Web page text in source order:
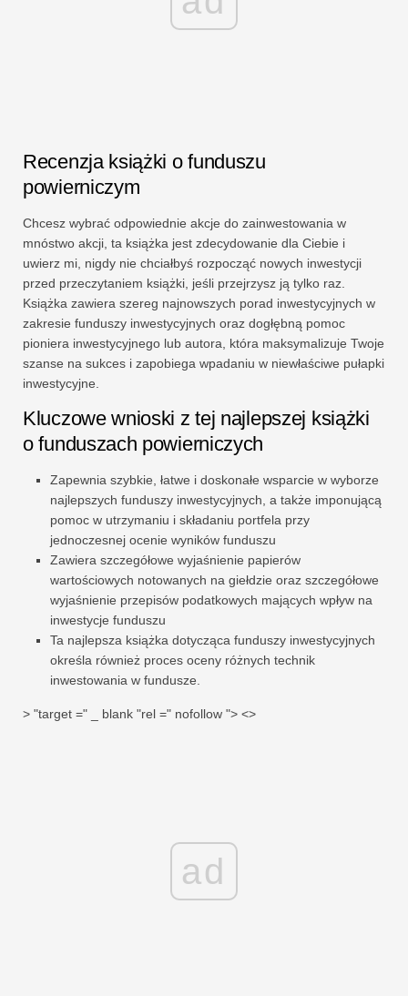
Recenzja książki o funduszu
powierniczym
Chcesz wybrać odpowiednie akcje do zainwestowania w
mnóstwo akcji, ta książka jest zdecydowanie dla Ciebie i
uwierz mi, nigdy nie chciałbyś rozpocząć nowych inwestycji
przed przeczytaniem książki, jeśli przejrzysz ją tylko raz.
Książka zawiera szereg najnowszych porad inwestycyjnych w
zakresie funduszy inwestycyjnych oraz dogłębną pomoc
pioniera inwestycyjnego lub autora, która maksymalizuje Twoje
szanse na sukces i zapobiega wpadaniu w niewłaściwe pułapki
inwestycyjne.
Kluczowe wnioski z tej najlepszej książki
o funduszach powierniczych
Zapewnia szybkie, łatwe i doskonałe wsparcie w wyborze
najlepszych funduszy inwestycyjnych, a także imponującą
pomoc w utrzymaniu i składaniu portfela przy
jednoczesnej ocenie wyników funduszu
Zawiera szczegółowe wyjaśnienie papierów
wartościowych notowanych na giełdzie oraz szczegółowe
wyjaśnienie przepisów podatkowych mających wpływ na
inwestycje funduszu
Ta najlepsza książka dotycząca funduszy inwestycyjnych
określa również proces oceny różnych technik
inwestowania w fundusze.
> "target =" _ blank "rel =" nofollow "> <>
ad